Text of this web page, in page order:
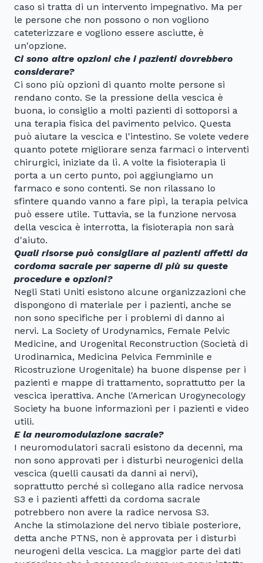
caso si tratta di un intervento impegnativo. Ma per
le persone che non possono o non vogliono
cateterizzare e vogliono essere asciutte, è
un'opzione.
Ci sono altre opzioni che i pazienti dovrebbero
considerare?
Ci sono più opzioni di quanto molte persone si
rendano conto. Se la pressione della vescica è
buona, io consiglio a molti pazienti di sottoporsi a
una terapia fisica del pavimento pelvico. Questa
può aiutare la vescica e l'intestino. Se volete vedere
quanto potete migliorare senza farmaci o interventi
chirurgici, iniziate da lì. A volte la fisioterapia li
porta a un certo punto, poi aggiungiamo un
farmaco e sono contenti. Se non rilassano lo
sfintere quando vanno a fare pipì, la terapia pelvica
può essere utile. Tuttavia, se la funzione nervosa
della vescica è interrotta, la fisioterapia non sarà
d'aiuto.
Quali risorse può consigliare ai pazienti affetti da
cordoma sacrale per saperne di più su queste
procedure e opzioni?
Negli Stati Uniti esistono alcune organizzazioni che
dispongono di materiale per i pazienti, anche se
non sono specifiche per i problemi di danno ai
nervi. La Society of Urodynamics, Female Pelvic
Medicine, and Urogenital Reconstruction (Società di
Urodinamica, Medicina Pelvica Femminile e
Ricostruzione Urogenitale) ha buone dispense per i
pazienti e mappe di trattamento, soprattutto per la
vescica iperattiva. Anche l'American Urogynecology
Society ha buone informazioni per i pazienti e video
utili.
E la neuromodulazione sacrale?
I neuromodulatori sacrali esistono da decenni, ma
non sono approvati per i disturbi neurogenici della
vescica (quelli causati da danni ai nervi),
soprattutto perché si collegano alla radice nervosa
S3 e i pazienti affetti da cordoma sacrale
potrebbero non avere la radice nervosa S3.
Anche la stimolazione del nervo tibiale posteriore,
detta anche PTNS, non è approvata per i disturbi
neurogeni della vescica. La maggior parte dei dati